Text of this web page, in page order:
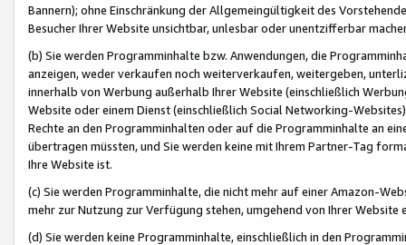
Bannern); ohne Einschränkung der Allgemeingültigkeit des
Besucher Ihrer Website unsichtbar, unlesbar oder unentzifferbar
(b) Sie werden Programminhalte bzw. Anwendungen, die
anzeigen, weder verkaufen noch weiterverkaufen, weitergeben,
innerhalb von Werbung außerhalb Ihrer Website (einschließlich
Website oder einem Dienst (einschließlich Social Networking-
Rechte an den Programminhalten oder auf die Programminhalte an
übertragen müssten, und Sie werden keine mit Ihrem Partner-Tag
Ihre Website ist.
(c) Sie werden Programminhalte, die nicht mehr auf einer Amazon-
mehr zur Nutzung zur Verfügung stehen, umgehend von Ihrer
(d) Sie werden keine Programminhalte, einschließlich in den